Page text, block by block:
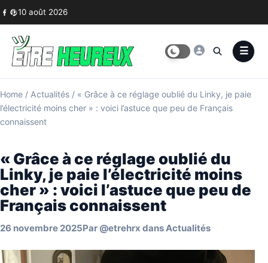
Skip to content
10 août 2026
Home / Actualités / « Grâce à ce réglage oublié du Linky, je paie
l’électricité moins cher » : voici l’astuce que peu de Français
connaissent
« Grâce à ce réglage oublié du
Linky, je paie l’électricité moins
cher » : voici l’astuce que peu de
Français connaissent
26 novembre 2025Par @etrehrx dansActualités